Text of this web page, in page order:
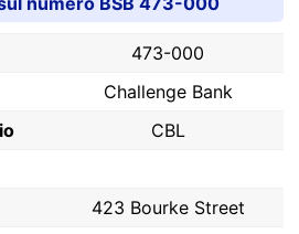
473-000
Challenge Bank
CBL
423 Bourke Street